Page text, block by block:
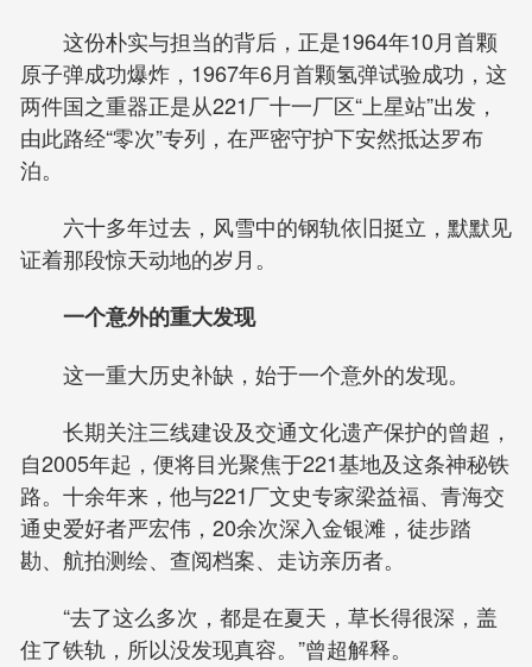
这份朴实与担当的背后，正是1964年10月首颗
原子弹成功爆炸，1967年6月首颗氢弹试验成功，这
两件国之重器正是从221厂十一厂区“上星站”出发，
由此路经“零次”专列，在严密守护下安然抵达罗布
泊。
六十多年过去，风雪中的钢轨依旧挺立，默默见
证着那段惊天动地的岁月。
一个意外的重大发现
这一重大历史补缺，始于一个意外的发现。
长期关注三线建设及交通文化遗产保护的曾超，
自2005年起，便将目光聚焦于221基地及这条神秘铁
路。十余年来，他与221厂文史专家梁益福、青海交
通史爱好者严宏伟，20余次深入金银滩，徒步踏
勘、航拍测绘、查阅档案、走访亲历者。
“去了这么多次，都是在夏天，草长得很深，盖
住了铁轨，所以没发现真容。”曾超解释。